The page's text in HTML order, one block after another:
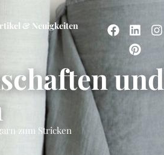
& Neuigkeiten
und
zum Stricken